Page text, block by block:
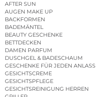
AFTER SUN
AUGEN MAKE UP
BACKFORMEN
BADEMÄNTEL
BEAUTY GESCHENKE
BETTDECKEN
DAMEN PARFUM
DUSCHGEL & BADESCHAUM
GESCHENKE FÜR JEDEN ANLASS
GESICHTSCREME
GESICHTSPFLEGE
GESICHTSREINIGUNG HERREN